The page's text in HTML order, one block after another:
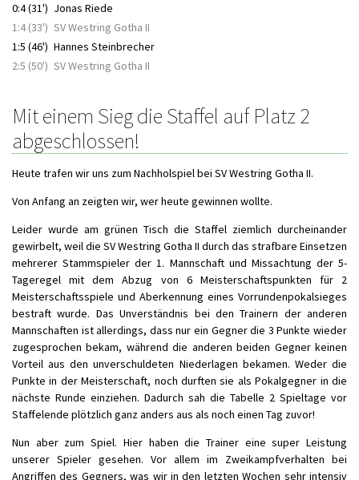
0:4 (31') Jonas Riede
1:4 (33') SV Westring Gotha II
1:5 (46') Hannes Steinbrecher
2:5 (50') SV Westring Gotha II
Mit einem Sieg die Staffel auf Platz 2
abgeschlossen!
Heute trafen wir uns zum Nachholspiel bei SV Westring Gotha II.
Von Anfang an zeigten wir, wer heute gewinnen wollte.
Leider wurde am grünen Tisch die Staffel ziemlich durcheinander
gewirbelt, weil die SV Westring Gotha II durch das strafbare Einsetzen
mehrerer Stammspieler der 1. Mannschaft und Missachtung der 5-
Tageregel mit dem Abzug von 6 Meisterschaftspunkten für 2
Meisterschaftsspiele und Aberkennung eines Vorrundenpokalsieges
bestraft wurde. Das Unverständnis bei den Trainern der anderen
Mannschaften ist allerdings, dass nur ein Gegner die 3 Punkte wieder
zugesprochen bekam, während die anderen beiden Gegner keinen
Vorteil aus den unverschuldeten Niederlagen bekamen. Weder die
Punkte in der Meisterschaft, noch durften sie als Pokalgegner in die
nächste Runde einziehen. Dadurch sah die Tabelle 2 Spieltage vor
Staffelende plötzlich ganz anders aus als noch einen Tag zuvor!
Nun aber zum Spiel. Hier haben die Trainer eine super Leistung
unserer Spieler gesehen. Vor allem im Zweikampfverhalten bei
Angriffen des Gegners, was wir in den letzten Wochen sehr intensiv